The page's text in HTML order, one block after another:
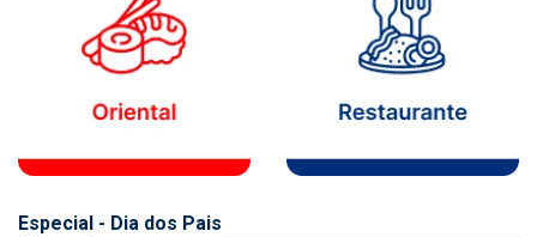
Especial - Dia dos Pais